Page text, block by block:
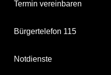
Termin vereinbaren
Bürgertelefon 115
Notdienste